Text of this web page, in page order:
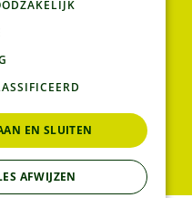
EN SLUITEN
AFWIJZEN